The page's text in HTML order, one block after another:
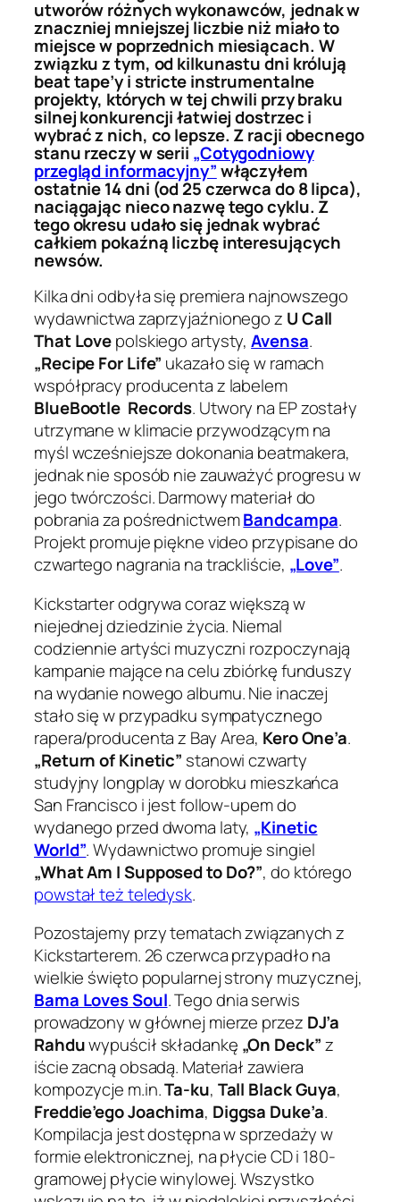
utworów różnych wykonawców, jednak w
znaczniej mniejszej liczbie niż miało to
miejsce w poprzednich miesiącach. W
związku z tym, od kilkunastu dni królują
beat tape’y i stricte instrumentalne
projekty, których w tej chwili przy braku
silnej konkurencji łatwiej dostrzec i
wybrać z nich, co lepsze. Z racji obecnego
stanu rzeczy w serii„Cotygodniowy
przegląd informacyjny”włączyłem
ostatnie 14 dni (od 25 czerwca do 8 lipca),
naciągając nieco nazwę tego cyklu. Z
tego okresu udało się jednak wybrać
całkiem pokaźną liczbę interesujących
newsów.
Kilka dni odbyła się premiera najnowszego
wydawnictwa zaprzyjaźnionego z U Call
That Lovepolskiego artysty,Avensa.
„Recipe For Life” ukazało się w ramach
współpracy producenta z labelem
BlueBootle Records. Utwory na EP zostały
utrzymane w klimacie przywodzącym na
myśl wcześniejsze dokonania beatmakera,
jednak nie sposób nie zauważyć progresu w
jego twórczości. Darmowy materiał do
pobrania za pośrednictwemBandcampa.
Projekt promuje piękne video przypisane do
czwartego nagrania na trackliście, „Love”.
Kickstarter odgrywa coraz większą w
niejednej dziedzinie życia. Niemal
codziennie artyści muzyczni rozpoczynają
kampanie mające na celu zbiórkę funduszy
na wydanie nowego albumu. Nie inaczej
stało się w przypadku sympatycznego
rapera/producenta z Bay Area, Kero One’a.
„Return of Kinetic” stanowi czwarty
studyjny longplay w dorobku mieszkańca
San Francisco i jest follow-upem do
wydanego przed dwoma laty, „Kinetic
World”. Wydawnictwo promuje singiel
„What Am I Supposed to Do?”, do którego
powstał też teledysk.
Pozostajemy przy tematach związanych z
Kickstarterem. 26 czerwca przypadło na
wielkie święto popularnej strony muzycznej,
Bama Loves Soul. Tego dnia serwis
prowadzony w głównej mierze przez DJ’a
Rahduwypuścił składankę „On Deck”z
iście zacną obsadą. Materiał zawiera
kompozycje m.in.Ta-ku, Tall Black Guya,
Freddie’ego Joachima, Diggsa Duke’a.
Kompilacja jest dostępna w sprzedaży w
formie elektronicznej, na płycie CD i 180-
gramowej płycie winylowej. Wszystko